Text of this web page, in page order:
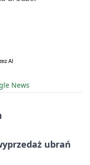
News
ubrań